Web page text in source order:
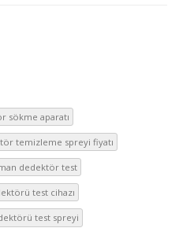
sökme aparatı
temizleme spreyi fiyatı
dedektör test
test cihazı
test spreyi